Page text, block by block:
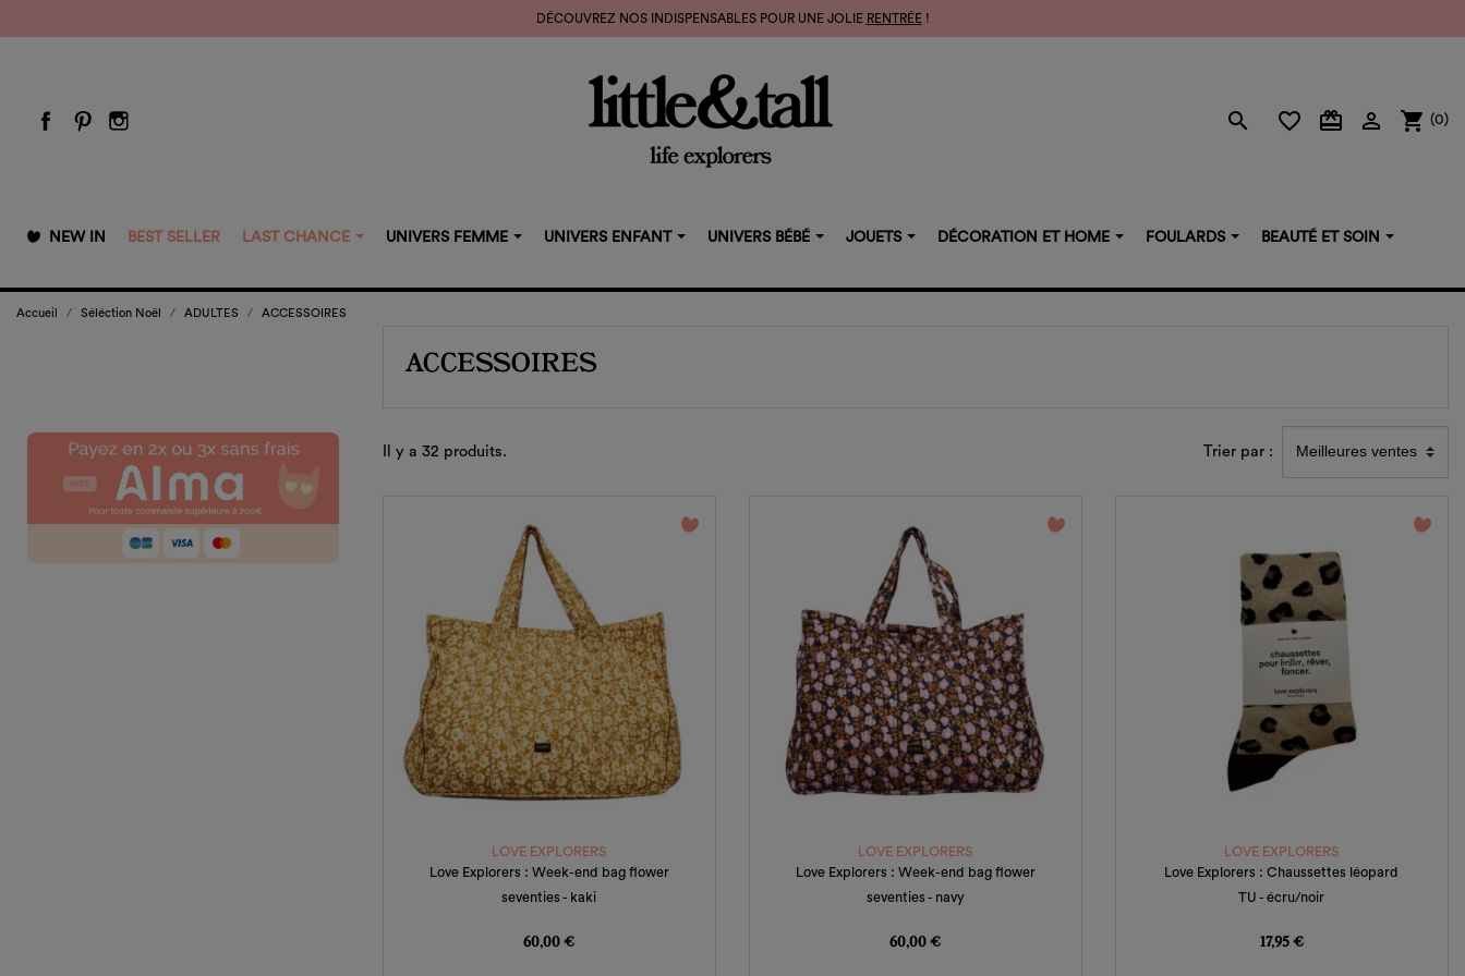
DÉCOUVREZ NOS INDISPENSABLES POUR UNE JOLIE RENTRÉE!
search favorite_border card_giftcard  shopping_cart (0)
NEW IN BEST SELLER LAST CHANCE UNIVERS FEMME UNIVERS ENFANT UNIVERS BÉBÉ JOUETS DÉCORATION ET HOME FOULARDS BEAUTÉ ET SOIN
Accueil Séléction Noël ADULTES ACCESSOIRES
ACCESSOIRES
Il y a 32 produits. Trier par :
favorite_border
LOVE EXPLORERS
Love Explorers : Week-end bag flower
seventies - kaki
60,00 €
favorite_border
LOVE EXPLORERS
Love Explorers : Week-end bag flower
seventies - navy
60,00 €
favorite_border
LOVE EXPLORERS
Love Explorers : Chaussettes léopard
TU - écru/noir
17,95 €